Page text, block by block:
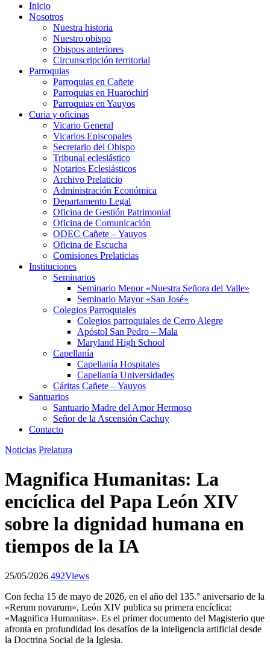
Inicio
Nosotros
Nuestra historia
Nuestro obispo
Obispos anteriores
Circunscripción territorial
Parroquias
Parroquias en Cañete
Parroquias en Huarochirí
Parroquias en Yauyos
Curia y oficinas
Vicario General
Vicarios Episcopales
Secretario del Obispo
Tribunal eclesiástico
Notarios Eclesiásticos
Archivo Prelaticio
Administración Económica
Departamento Legal
Oficina de Gestión Patrimonial
Oficina de Comunicación
ODEC Cañete – Yauyos
Oficina de Escucha
Comisiones Prelaticias
Instituciones
Seminarios
Seminario Menor «Nuestra Señora del Valle»
Seminario Mayor «San José»
Colegios Parroquiales
Colegios parroquiales de Cerro Alegre
Apóstol San Pedro – Mala
Maryland High School
Capellanía
Capellanía Hospitales
Capellanía Universidades
Cáritas Cañete – Yauyos
Santuarios
Santuario Madre del Amor Hermoso
Señor de la Ascensión Cachuy
Contacto
Noticias Prelatura
Magnifica Humanitas: La
encíclica del Papa León XIV
sobre la dignidad humana en
tiempos de la IA
25/05/2026 492Views
Con fecha 15 de mayo de 2026, en el año del 135.° aniversario de la
«Rerum novarum», León XIV publica su primera encíclica:
«Magnifica Humanitas». Es el primer documento del Magisterio que
afronta en profundidad los desafíos de la inteligencia artificial desde
la Doctrina Social de la Iglesia.